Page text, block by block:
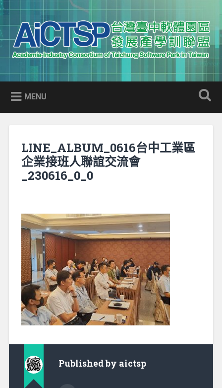
Skip
to
content
Search
AICTSP 台灣臺中軟體園區發展
產學訓聯盟
Academia-Industry Consortium of Taichung Software Park
in Taiwan
MENU
LINE_ALBUM_0616台中工業區
企業接班人聯誼交流會
_230616_0_0
Published by aictsp